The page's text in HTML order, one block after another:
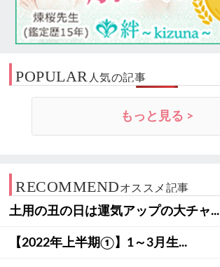
POPULAR 人気の記事
もっと見る >
RECOMMENDオススメ記事
土用の丑の日は運気アップの大チャ...
【2022年上半期①】1～3月生...